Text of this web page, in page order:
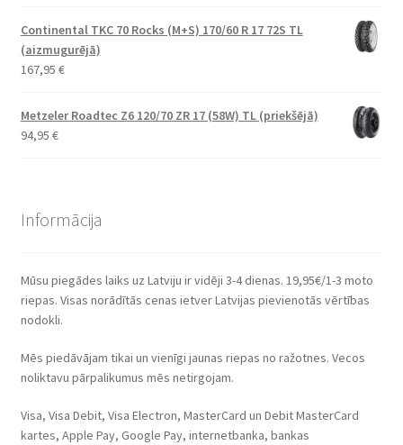
Continental TKC 70 Rocks (M+S) 170/60 R 17 72S TL
(aizmugurējā)
167,95 €
Metzeler Roadtec Z6 120/70 ZR 17 (58W) TL (priekšējā)
94,95 €
Informācija
Mūsu piegādes laiks uz Latviju ir vidēji 3-4 dienas. 19,95€/1-3 moto
riepas. Visas norādītās cenas ietver Latvijas pievienotās vērtības
nodokli.
Mēs piedāvājam tikai un vienīgi jaunas riepas no ražotnes. Vecos
noliktavu pārpalikumus mēs netirgojam.
Visa, Visa Debit, Visa Electron, MasterCard un Debit MasterCard
kartes, Apple Pay, Google Pay, internetbanka, bankas